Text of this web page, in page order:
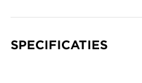
SPECIFICATIES